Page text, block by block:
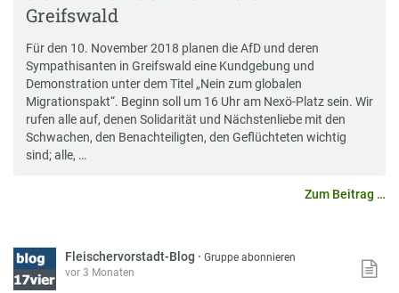
Greifswald
Für den 10. November 2018 planen die AfD und deren
Sympathisanten in Greifswald eine Kundgebung und
Demonstration unter dem Titel „Nein zum globalen
Migrationspakt“. Beginn soll um 16 Uhr am Nexö-Platz sein. Wir
rufen alle auf, denen Solidarität und Nächstenliebe mit den
Schwachen, den Benachteiligten, den Geflüchteten wichtig
sind; alle, …
Zum Beitrag …
Fleischervorstadt-Blog ·Gruppe abonnieren
vor 3 Monaten